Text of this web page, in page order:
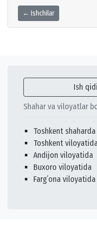
← Ishchilar
Ish
Shahar va viloyatlar
Toshkent shaharda
Toshkent
Andijon viloyatida
Buxoro viloyatida
Fargʻona viloyatida